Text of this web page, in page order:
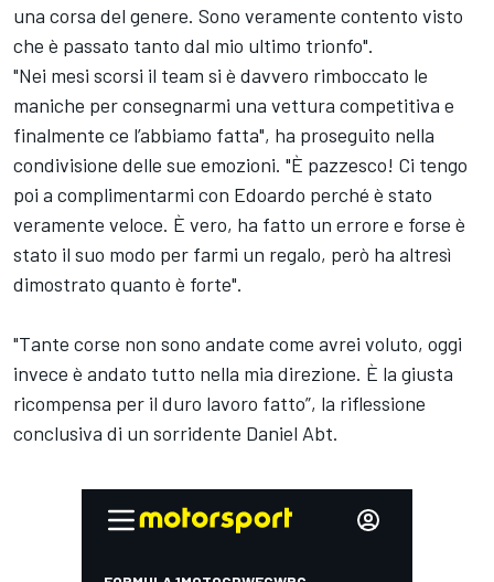
una corsa del genere. Sono veramente contento visto
che è passato tanto dal mio ultimo trionfo".
"Nei mesi scorsi il team si è davvero rimboccato le
maniche per consegnarmi una vettura competitiva e
finalmente ce l’abbiamo fatta", ha proseguito nella
condivisione delle sue emozioni. "È pazzesco! Ci tengo
poi a complimentarmi con Edoardo perché è stato
veramente veloce. È vero, ha fatto un errore e forse è
stato il suo modo per farmi un regalo, però ha altresì
dimostrato quanto è forte".
"Tante corse non sono andate come avrei voluto, oggi
invece è andato tutto nella mia direzione. È la giusta
ricompensa per il duro lavoro fatto”, la riflessione
conclusiva di un sorridente Daniel Abt.